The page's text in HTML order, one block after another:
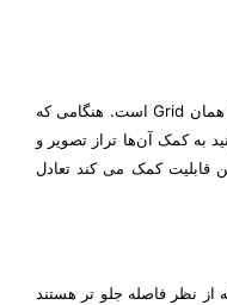
یکی از بهترین و ابتدایی ترین امکاناتی که در دوربین عکاسی اکثر تلفن های همراه وجود دارد، قابلیت شبکه بندی خطوط یا همان Grid است. هنگامی که
کمک آن‌ها تراز تصویر و
قابلیت کمک می کند تعادل
از نظر فاصله جلو تر هستند